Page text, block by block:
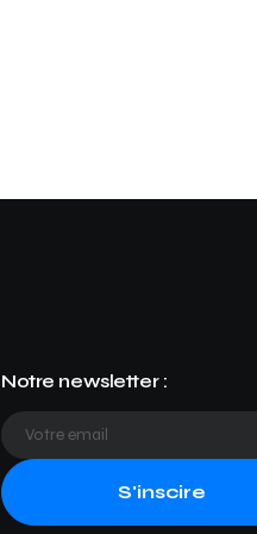
Notre newsletter :
S'inscire